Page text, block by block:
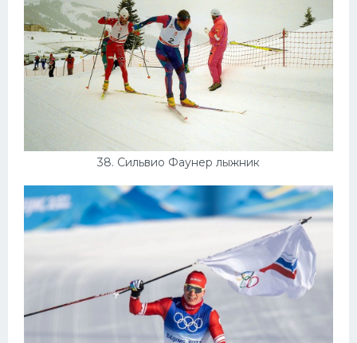
38. Сильвио Фаунер лыжник